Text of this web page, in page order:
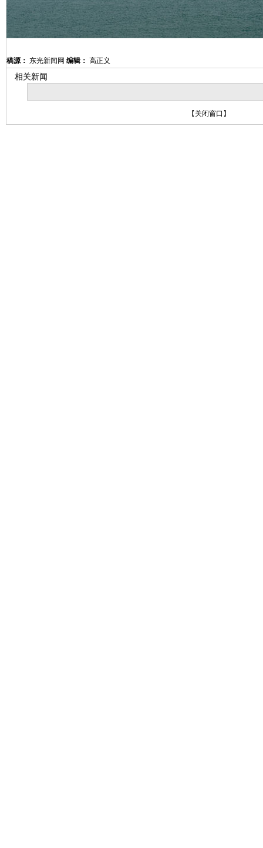
稿源： 东光新闻网 编辑： 高正义
相关新闻
【 关闭窗口 】